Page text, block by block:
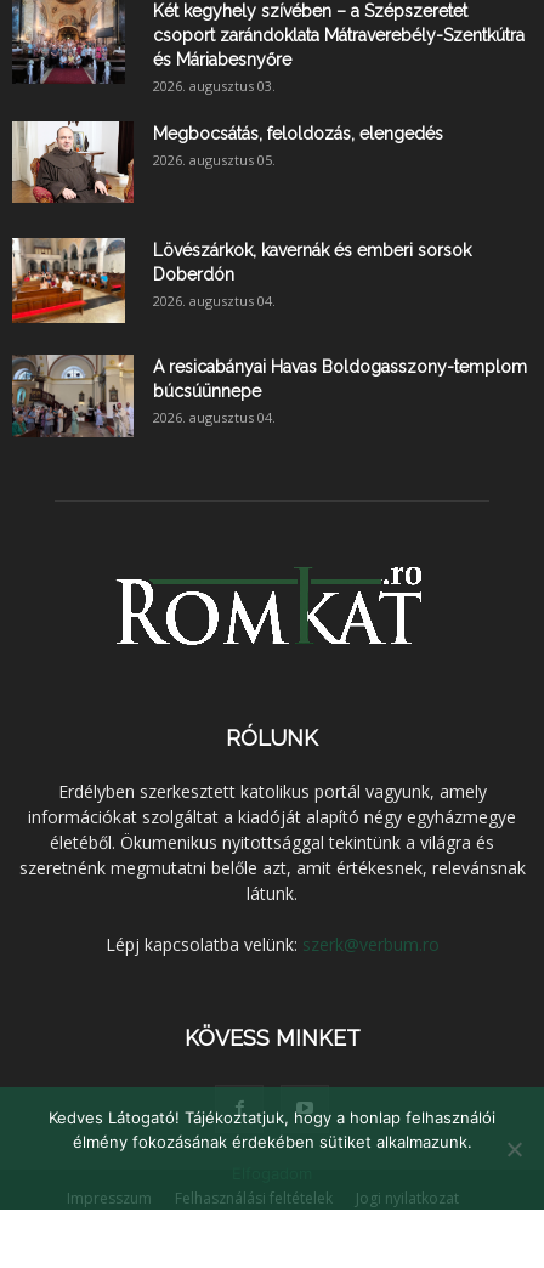
Két kegyhely szívében – a Szépszeretet
csoport zarándoklata Mátraverebély-Szentkútra
és Máriabesnyőre
2026. augusztus 03.
Megbocsátás, feloldozás, elengedés
2026. augusztus 05.
Lövészárkok, kavernák és emberi sorsok
Doberdón
2026. augusztus 04.
A resicabányai Havas Boldogasszony-templom
búcsúünnepe
2026. augusztus 04.
RÓLUNK
Erdélyben szerkesztett katolikus portál vagyunk, amely
információkat szolgáltat a kiadóját alapító négy egyházmegye
életéből. Ökumenikus nyitottsággal tekintünk a világra és
szeretnénk megmutatni belőle azt, amit értékesnek, relevánsnak
látunk.
Lépj kapcsolatba velünk: szerk@verbum.ro
KÖVESS MINKET
Impresszum Felhasználási feltételek
Jogi nyilatkozat
Kedves Látogató! Tájékoztatjuk, hogy a honlap felhasználói
élmény fokozásának érdekében sütiket alkalmazunk.